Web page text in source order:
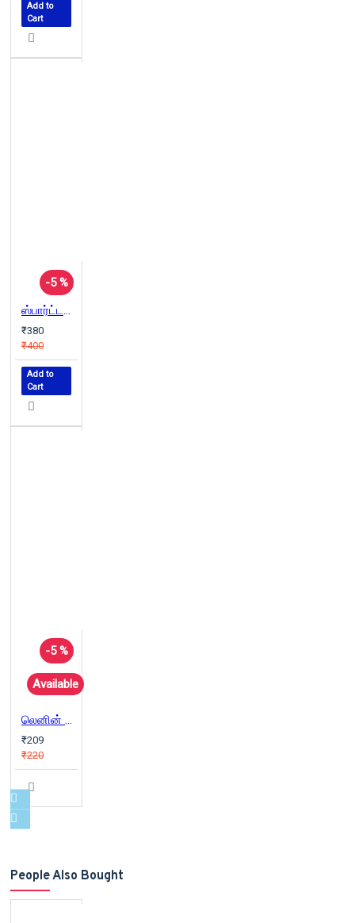
Add to
Cart
-5 %
ஸ்பார்ட்டகஸ்
₹380
₹400
Add to
Cart
-5 %
Available
லெனின் வாழ்வும் படைப்பும்
₹209
₹220
People Also Bought